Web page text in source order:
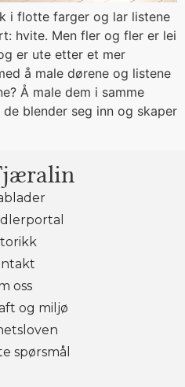
i flotte farger og lar listene
hvite. Men fler og fler er lei
er ute etter et mer
å male dørene og listene
Å male dem i samme
blender seg inn og skaper
oss
og miljø
spørsmål